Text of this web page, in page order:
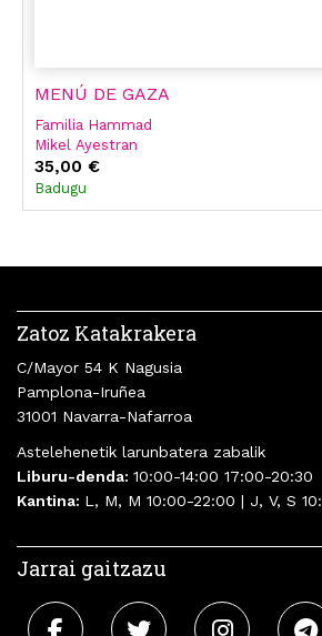
MENÚ DE GAZA
Familia Hammad
Mikel Ayestran
35,00 €
Badugu
Zatoz Katakrakera
C/Mayor 54 K Nagusia
Pamplona-Iruñea
31001 Navarra-Nafarroa
Astelehenetik larunbatera zabalik
Liburu-denda: 10:00-14:00 17:00-20:30
Kantina: L, M, M 10:00-22:00 | J, V, S
Jarrai gaitzazu